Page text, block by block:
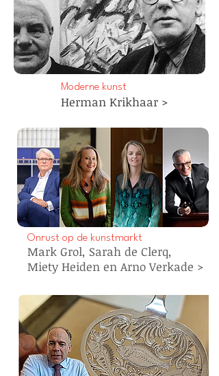
Moderne kunst
Herman Krikhaar >
Onrust op de kunstmarkt
Mark Grol, Sarah de Clerq,
MietyHeiden en Arno Verkade >